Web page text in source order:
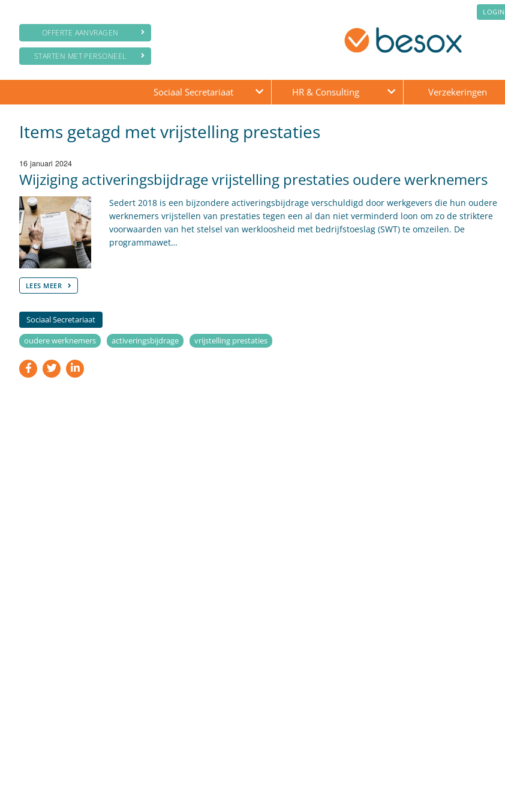
OFFERTE AANVRAGEN
STARTEN MET PERSONEEL
LOGIN
Sociaal Secretariaat HR & Consulting Verzekeringen
Items getagd met vrijstelling prestaties
16 januari 2024
Wijziging activeringsbijdrage vrijstelling prestaties oudere werknemers
Sedert 2018 is een bijzondere activeringsbijdrage verschuldigd door werkgevers die hun oudere
werknemers vrijstellen van prestaties tegen een al dan niet verminderd loon om zo de striktere
voorwaarden van het stelsel van werkloosheid met bedrijfstoeslag (SWT) te omzeilen. De
programmawet…
LEES MEER
Sociaal Secretariaat
oudere werknemers activeringsbijdrage vrijstelling prestaties